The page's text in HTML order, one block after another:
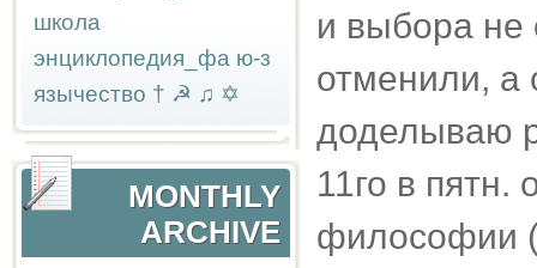
школа
энциклопедия_фа ю-з
язычество † ☭ ♫ ✡
MONTHLY
ARCHIVE
и выбора не
отменили, а
доделываю
11го в пятн.
философии